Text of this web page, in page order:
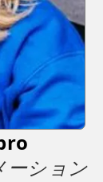
ーション